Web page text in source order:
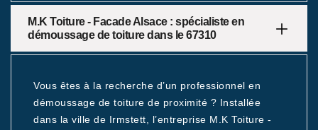
M.K Toiture - Facade Alsace : spécialiste en
démoussage de toiture dans le 67310
Vous êtes à la recherche d’un professionnel en
démoussage de toiture de proximité ? Installée
dans la ville de Irmstett, l’entreprise M.K Toiture -